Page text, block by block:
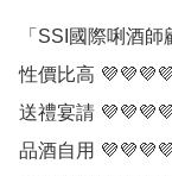
「SSI國際唎酒師
性價比高
送禮宴請
品酒自用